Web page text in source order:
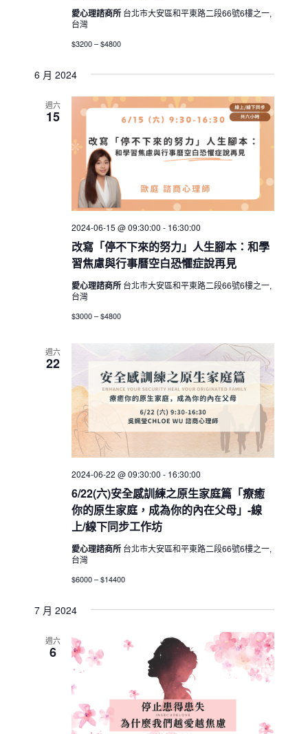
愛心理諮商所 台北市大安區和平東路二段66號6樓之一,
台灣
$3200 – $4800
6 月 2024
週六
15
改寫「停不下來的努力」人生腳本：和學
習焦慮與行事曆空白恐懼症說再見
2024-06-15 @ 09:30:00 - 16:30:00
愛心理諮商所 台北市大安區和平東路二段66號6樓之一,
台灣
$3000 – $4800
週六
22
6/22(六)安全感訓練之原生家庭篇「療癒
你的原生家庭，成為你的內在父母」-線
上/線下同步工作坊
2024-06-22 @ 09:30:00 - 16:30:00
愛心理諮商所 台北市大安區和平東路二段66號6樓之一,
台灣
$6000 – $14400
7 月 2024
週六
6